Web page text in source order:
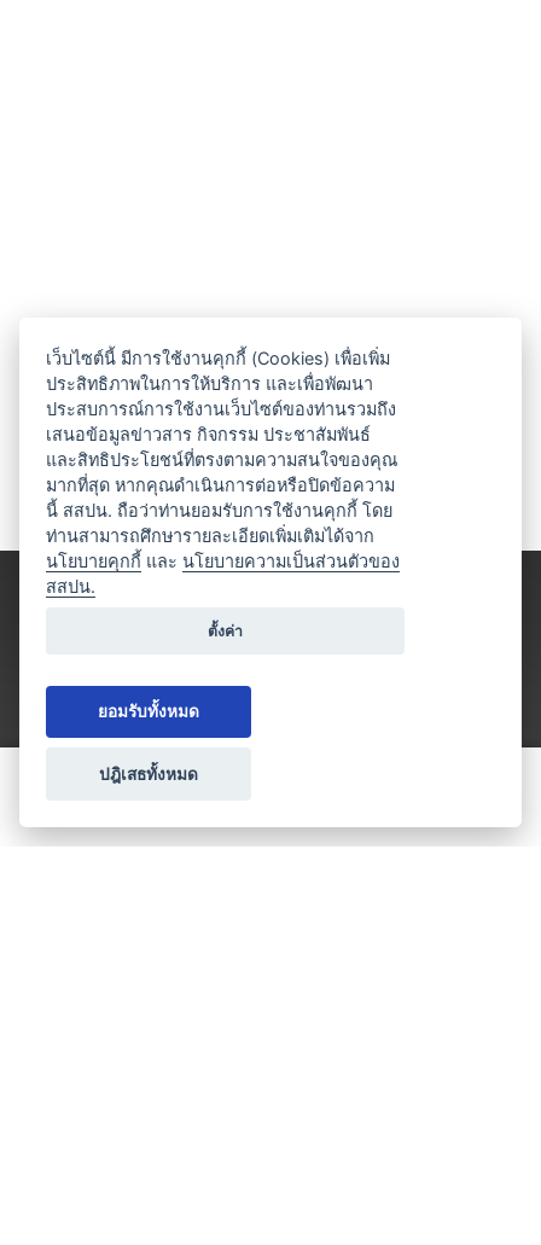
ประเภทธุรกิจไมซ์
เว็บไซต์นี้ มีการใช้งานคุกกี้ (Cookies) เพื่อเพิ่ม
ประสิทธิภาพในการให้บริการ และเพื่อพัฒนา
ประสบการณ์การใช้งานเว็บไซต์ของท่านรวมถึง
เสนอข้อมูลข่าวสาร กิจกรรม ประชาสัมพันธ์
และสิทธิประโยชน์ที่ตรงตามความสนใจของคุณ
มากที่สุด หากคุณดำเนินการต่อหรือปิดข้อความ
นี้ สสปน. ถือว่าท่านยอมรับการใช้งานคุกกี้ โดย
ท่านสามารถศึกษารายละเอียดเพิ่มเติมได้จาก
นโยบายคุกกี้ และนโยบายความเป็นส่วนตัวของ
สสปน.
ตั้งค่า
ยอมรับทั้งหมด
ปฎิเสธทั้งหมด